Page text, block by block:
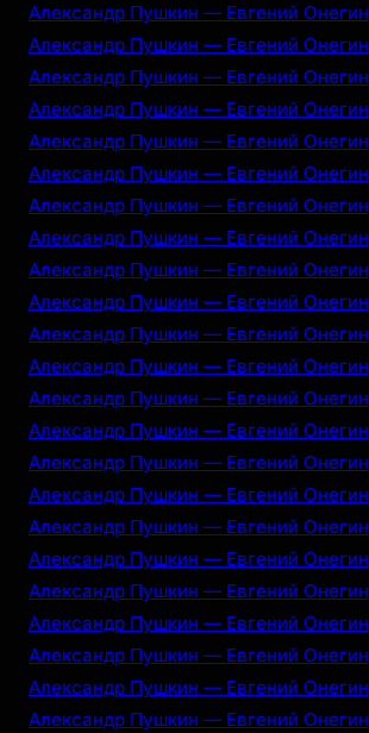
Александр Пушкин — Евгений Онегин
Александр Пушкин — Евгений Онегин
Александр Пушкин — Евгений Онегин
Александр Пушкин — Евгений Онегин
Александр Пушкин — Евгений Онегин
Александр Пушкин — Евгений Онегин
Александр Пушкин — Евгений Онегин
Александр Пушкин — Евгений Онегин
Александр Пушкин — Евгений Онегин
Александр Пушкин — Евгений Онегин
Александр Пушкин — Евгений Онегин
Александр Пушкин — Евгений Онегин
Александр Пушкин — Евгений Онегин
Александр Пушкин — Евгений Онегин
Александр Пушкин — Евгений Онегин
Александр Пушкин — Евгений Онегин
Александр Пушкин — Евгений Онегин
Александр Пушкин — Евгений Онегин
Александр Пушкин — Евгений Онегин
Александр Пушкин — Евгений Онегин
Александр Пушкин — Евгений Онегин
Александр Пушкин — Евгений Онегин
Александр Пушкин — Евгений Онегин